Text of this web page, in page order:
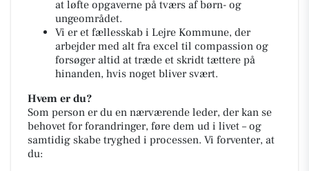
at løfte opgaverne på tværs af børn- og
ungeområdet.
Vi er et fællesskab i Lejre Kommune, der
arbejder med alt fra excel til compassion og
forsøger altid at træde et skridt tættere på
hinanden, hvis noget bliver svært.
Hvem er du?
Som person er du en nærværende leder, der kan se
behovet for forandringer, føre dem ud i livet – og
samtidig skabe tryghed i processen. Vi forventer, at
du: